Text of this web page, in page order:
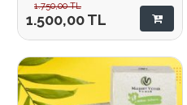
1.750,00TL
1.500,00TL